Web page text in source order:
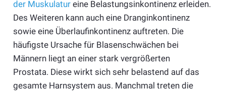
der Muskulatureine Belastungsinkontinenz erleiden.
Des Weiteren kann auch eine Dranginkontinenz
sowie eine Überlaufinkontinenz auftreten. Die
häufigste Ursache für Blasenschwächen bei
Männern liegt an einer stark vergrößerten
Prostata. Diese wirkt sich sehr belastend auf das
gesamte Harnsystem aus. Manchmal treten die